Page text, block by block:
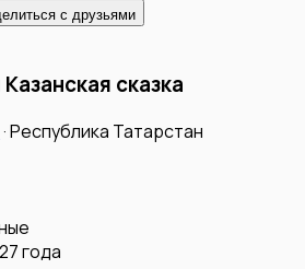
с друзьями
сказка
·Республика Татарстан
года